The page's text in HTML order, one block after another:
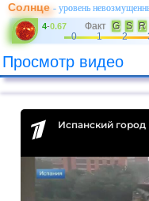
Солнце- уровень
4-0.67 Факт G S R
0
1 2
Просмотр видео